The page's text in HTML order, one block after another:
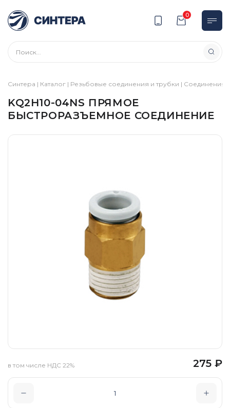
0
Синтера | Каталог | Резьбовые соединения и трубки | Соединения
KQ2H10-04NS ПРЯМОЕ
БЫСТРОРАЗЪЕМНОЕ СОЕДИНЕНИЕ
275 ₽
в том числе НДС 22%